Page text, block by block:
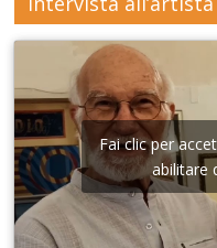
Fai clic per
abilitare